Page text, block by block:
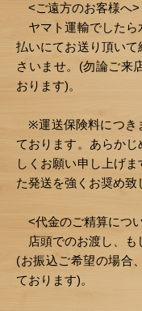
<ご遠方のお客様へ>
ヤマト運輸でしたら
払いにてお送り頂い
さいませ。(勿論ご来
おります)。
※運送保険料につき
ております。あらか
しくお願い申し上げ
た発送を強くお奨め致
<代金のご精算につ
店頭でのお渡し、も
(お振込ご希望の場合
ております)。